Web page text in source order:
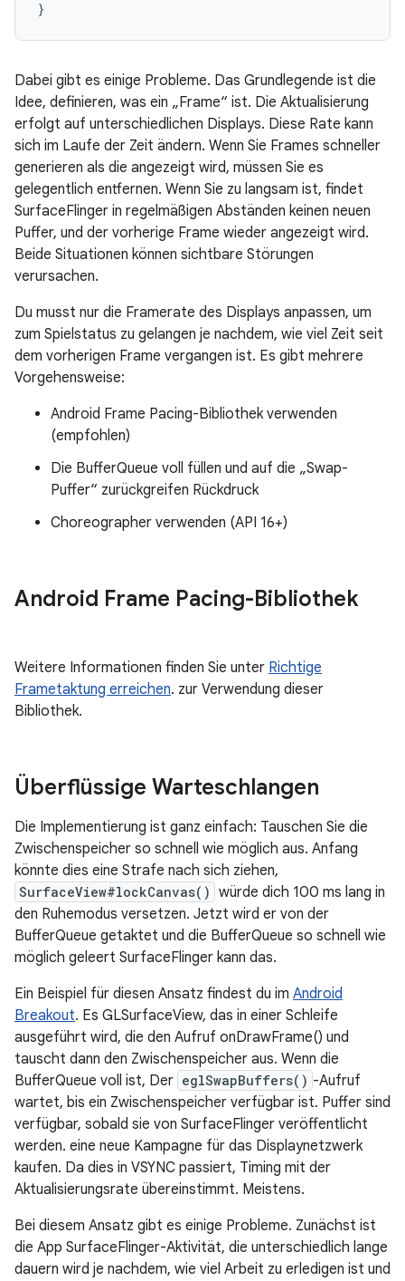
Dabei gibt es einige Probleme. Das Grundlegende ist die
Idee, definieren, was ein „Frame“ ist. Die Aktualisierung
erfolgt auf unterschiedlichen Displays. Diese Rate kann
sich im Laufe der Zeit ändern. Wenn Sie Frames schneller
generieren als die angezeigt wird, müssen Sie es
gelegentlich entfernen. Wenn Sie zu langsam ist, findet
SurfaceFlinger in regelmäßigen Abständen keinen neuen
Puffer, und der vorherige Frame wieder angezeigt wird.
Beide Situationen können sichtbare Störungen
verursachen.
Du musst nur die Framerate des Displays anpassen, um
zum Spielstatus zu gelangen je nachdem, wie viel Zeit seit
dem vorherigen Frame vergangen ist. Es gibt mehrere
Vorgehensweise:
Android Frame Pacing-Bibliothek verwenden
(empfohlen)
Die BufferQueue voll füllen und auf die „Swap-
Puffer“ zurückgreifen Rückdruck
Choreographer verwenden (API 16+)
Android Frame Pacing-Bibliothek
Weitere Informationen finden Sie unter Richtige
Frametaktung erreichen. zur Verwendung dieser
Bibliothek.
Überflüssige Warteschlangen
Die Implementierung ist ganz einfach: Tauschen Sie die
Zwischenspeicher so schnell wie möglich aus. Anfang
könnte dies eine Strafe nach sich ziehen,
SurfaceView#lockCanvas() würde dich 100 ms lang in
den Ruhemodus versetzen. Jetzt wird er von der
BufferQueue getaktet und die BufferQueue so schnell wie
möglich geleert SurfaceFlinger kann das.
Ein Beispiel für diesen Ansatz findest du im Android
Breakout. Es GLSurfaceView, das in einer Schleife
ausgeführt wird, die den Aufruf onDrawFrame() und
tauscht dann den Zwischenspeicher aus. Wenn die
BufferQueue voll ist, Der eglSwapBuffers() -Aufruf
wartet, bis ein Zwischenspeicher verfügbar ist. Puffer sind
verfügbar, sobald sie von SurfaceFlinger veröffentlicht
werden. eine neue Kampagne für das Displaynetzwerk
kaufen. Da dies in VSYNC passiert, Timing mit der
Aktualisierungsrate übereinstimmt. Meistens.
Bei diesem Ansatz gibt es einige Probleme. Zunächst ist
die App SurfaceFlinger-Aktivität, die unterschiedlich lange
dauern wird je nachdem, wie viel Arbeit zu erledigen ist und